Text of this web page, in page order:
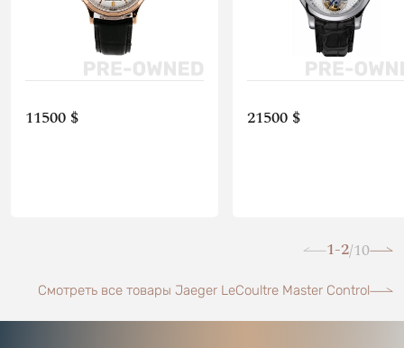
11500 $ 21500 $
1-2/10
Смотреть все товары Jaeger LeCoultre Master Control